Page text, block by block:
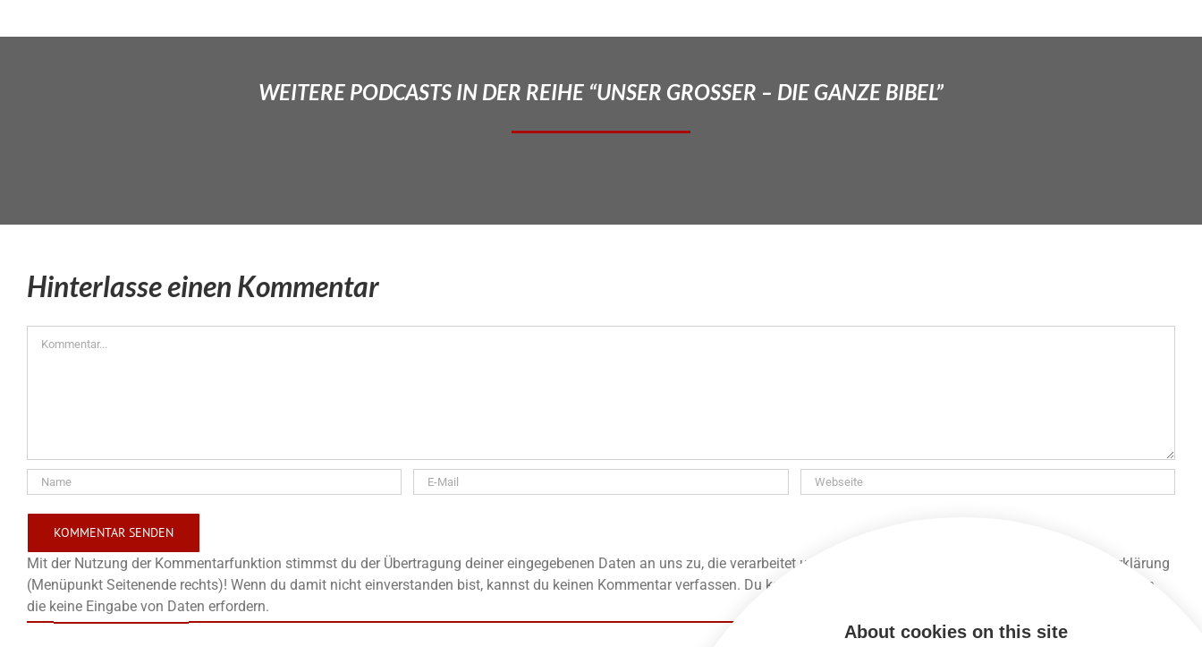
WEITERE PODCASTS IN DER REIHE “UNSER GROSSER – DIE GANZE BIBEL”
Hinterlasse einen Kommentar
Mit der Nutzung der Kommentarfunktion stimmst du der Übertragung deiner eingegebenen Daten an uns zu, die verarbeitet und gespeichert werden. Lies unsere Datenschutzerklärung
(Menüpunkt Seitenende rechts)! Wenn du damit nicht einverstanden bist, kannst du keinen Kommentar verfassen. Du kannst unsere Seite lesen und alle anderen Funktionen nutzen,
die keine Eingabe von Daten erfordern.
About cookies on this site